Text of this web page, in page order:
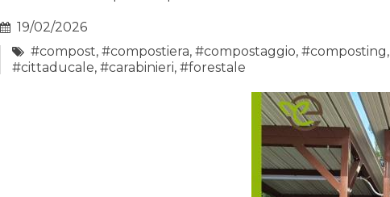
19/02/2026
#compost,#compostiera,#compostaggio,#composting
#cittaducale, #carabinieri, #forestale